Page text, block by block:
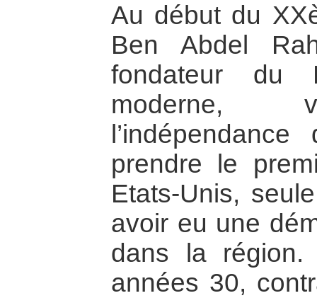
Au début du
Ben Abdel
fondateur du
moderne,
prendre le
Etats-Unis,
avoir eu une
dans la région.
années 30,